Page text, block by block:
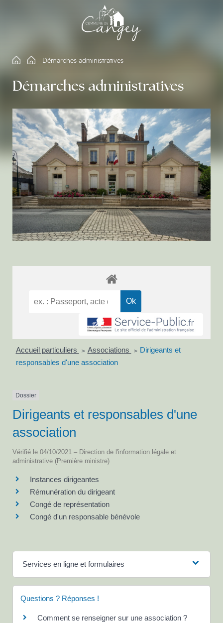
- - Démarches administratives
Démarches administratives
Accueil particuliers > Associations > Dirigeants et
responsables d'une association
Dossier
Dirigeants et responsables d'une
association
Vérifié le 04/10/2021 – Direction de l'information légale et
administrative (Première ministre)
Instances dirigeantes
Rémunération du dirigeant
Congé de représentation
Congé d'un responsable bénévole
Services en ligne et formulaires
Questions ? Réponses !
Comment se renseigner sur une association ?